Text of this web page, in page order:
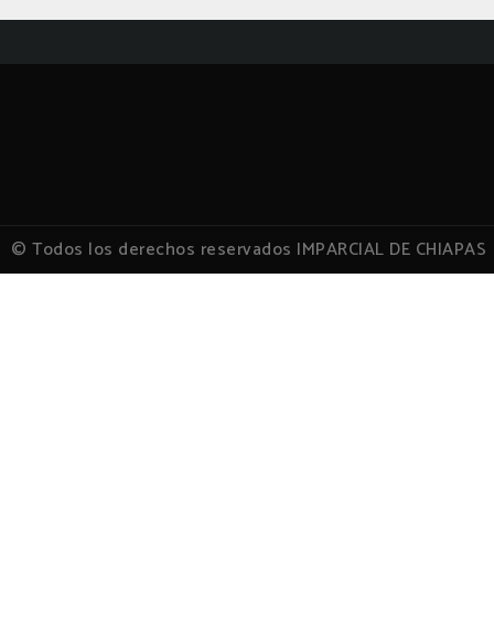
© Todos los derechos reservados IMPARCIAL DE CHIAPAS